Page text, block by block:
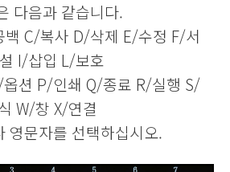
다음과 같습니다.
C/복사 D/삭제 E/수정 F/서
I/삽입 L/보호
션 P/인쇄 Q/종료 R/실행 S/
W/창 X/연결
영문자를 선택하십시오.